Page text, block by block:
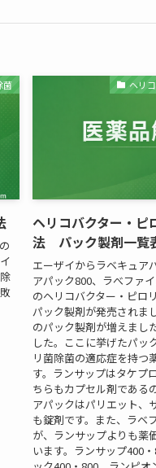
菌 ヘリ
ヘリコバクター・ピ
法 パック製剤一覧
エーザイからラベキュア
アパック800、ラべファ
のヘリコバクター・ピロ
パック製剤が発売されま
のパック製剤が増えまし
した。ここに挙げたパッ
リ菌除菌の適応症を持つ
す。ランサップはタケプ
ちらもカプセル剤である
アパックはパリエット、
も錠剤です。また、ラベ
が、ランサップよりも薬
います。ランサップ400